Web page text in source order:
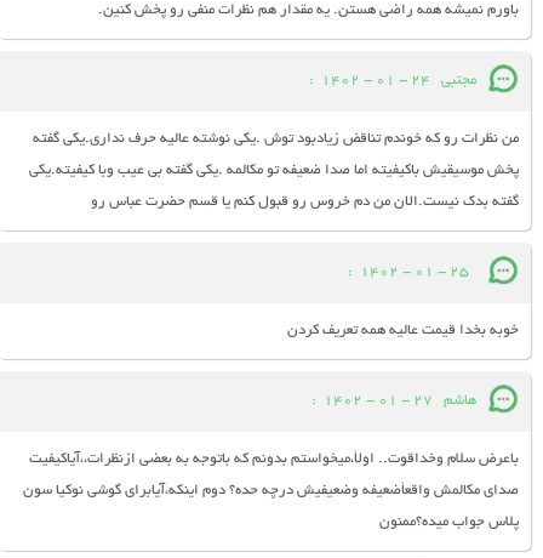
باورم نمیشه همه راضی هستن. یه مقدار هم نظرات منفی رو پخش کنین.
مجتبی 24 - 01 - 1402
:
من نظرات رو که خوندم تناقض زیادبود توش .یکی نوشته عالیه حرف نداری.یکی گفته
پخش موسیقیش باکیفیته اما صدا ضعیفه تو مکالمه .یکی گفته بی عیب وبا کیفیته.یکی
گفته بدک نیست.الان من دم خروس رو قبول کنم یا قسم حضرت عباس رو
25 - 01 - 1402
:
خوبه بخدا قیمت عالیه همه تعریف کردن
هاشم 27 - 01 - 1402
:
باعرض سلام وخداقوت.. اولأ،میخواستم بدونم که باتوجه به بعضی ازنظرات،،آیاکیفیت
صدای مکالمش واقعأضعیفه وضعیفیش درچه حده؟ دوم اینکه،آیابرای گوشی نوکیا سون
پلاس جواب میده؟ممنون